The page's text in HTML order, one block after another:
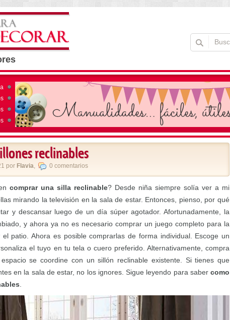
reclinables
por Flavia, 0 comentarios
comprar una silla reclinable? Desde niña siempre solía ver a mi
mirando la televisión en la sala de estar. Entonces, pienso, por qué
y descansar luego de un día súper agotador. Afortunadamente, la
y ahora ya no es necesario comprar un juego completo para la
patio. Ahora es posible comprarlas de forma individual. Escoge un
el tuyo en tu tela o cuero preferido. Alternativamente, compra
se coordine con un sillón reclinable existente. Si tienes que
en la sala de estar, no los ignores. Sigue leyendo para saber como